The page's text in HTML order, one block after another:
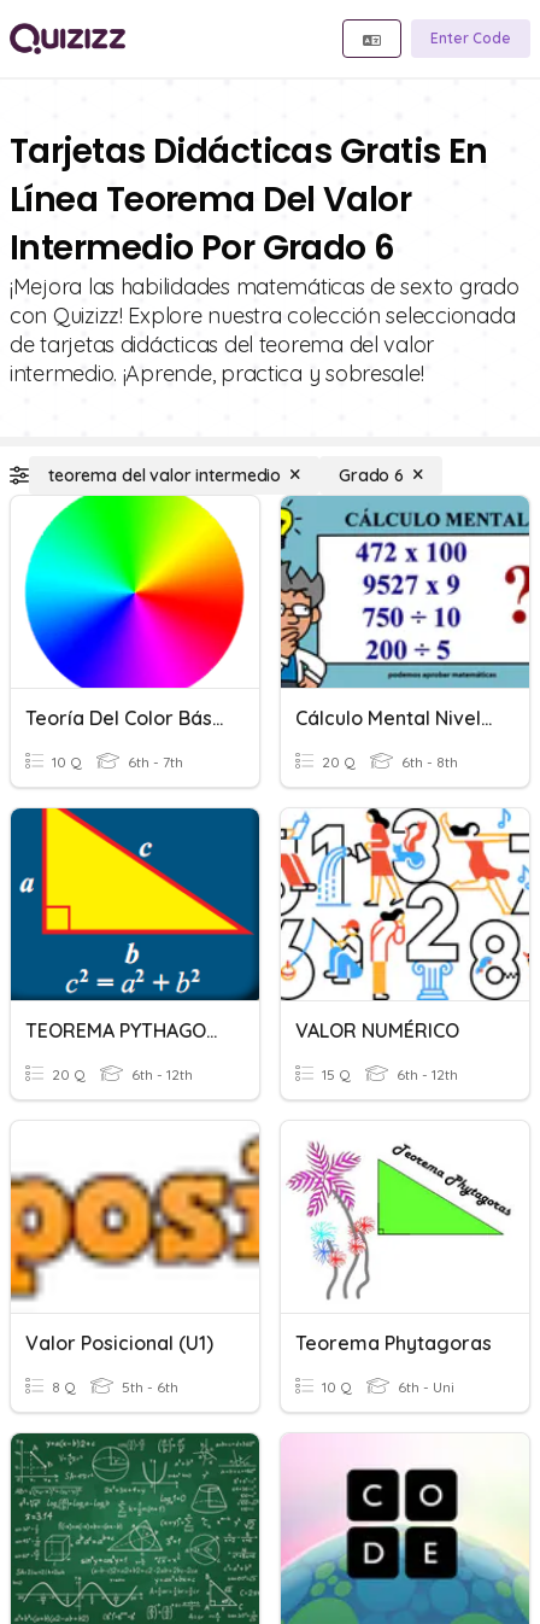
Enter Code
Tarjetas Didácticas Gratis En
Línea Teorema Del Valor
Intermedio Por Grado 6
¡Mejora las habilidades matemáticas de sexto grado
con Quizizz! Explore nuestra colección seleccionada
de tarjetas didácticas del teorema del valor
intermedio. ¡Aprende, practica y sobresale!
teorema del valor intermedio Grado 6
Teoría Del Color Básica
10 Q 6th - 7th
Cálculo Mental Nivel Intermedio
20 Q 6th - 8th
TEOREMA PYTHAGORAS
20 Q 6th - 12th
VALOR NUMÉRICO
15 Q 6th - 12th
Valor Posicional (U1)
8 Q 5th - 6th
Teorema Phytagoras
10 Q 6th - Uni